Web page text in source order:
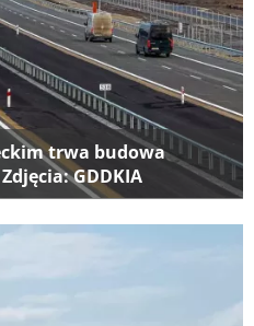
trwa budowa
GDDKIA